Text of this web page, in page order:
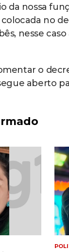
da nossa
no
nesse
o
aberto